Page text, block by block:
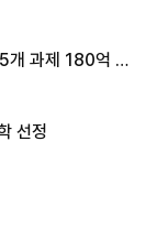
개 과제 180억 지
선정